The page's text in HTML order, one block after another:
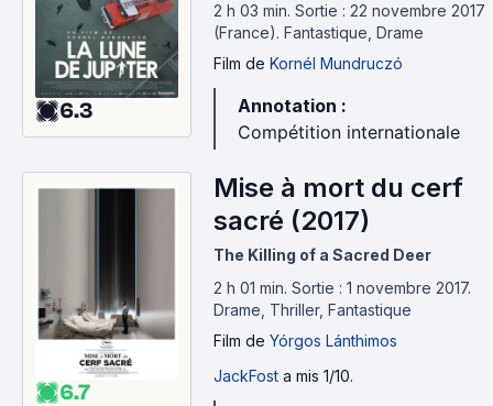
6.3
2 h 03 min. Sortie : 22 novembre 2017
(France). Fantastique, Drame
Film de Kornél Mundruczó
Annotation :
Compétition internationale
6.7
Mise à mort du cerf
sacré (2017)
The Killing of a Sacred Deer
2 h 01 min. Sortie : 1 novembre 2017.
Drame, Thriller, Fantastique
Film de Yórgos Lánthimos
JackFost a mis 1/10.